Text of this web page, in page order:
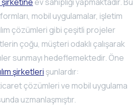
mobil uygulamalar, işletim
çözümleri gibi çeşitli projeler
çoğu, müşteri odaklı çalışarak
sunmayı hedeflemektedir. Öne
şirketleri şunlardır:
çözümleri ve mobil uygulama
uzmanlaşmıştır.